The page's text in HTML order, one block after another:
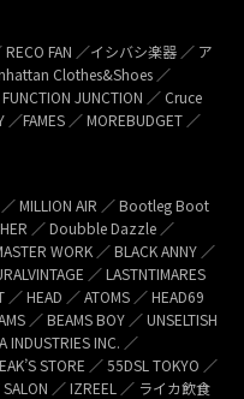
FAN ／イシバシ楽器 ／ ア
Clothes&Shoes ／
JUNCTION ／ Cruce
／FAMES ／ MOREBUDGET ／
MILLION AIR ／ Bootleg Boot
／ Doubble Dazzle ／
WORK ／ BLACK ANNY ／
／ LASTNTIMARES
／ HEAD ／ ATOMS ／ HEAD69
／ BEAMS BOY ／ UNSELTISH
INDUSTRIES INC. ／
STORE ／ 55DSL TOKYO ／
／ IZREEL ／ ライカ飲食